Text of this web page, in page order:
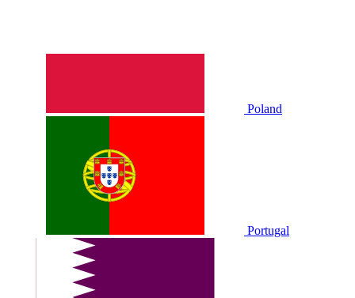
Poland
Portugal